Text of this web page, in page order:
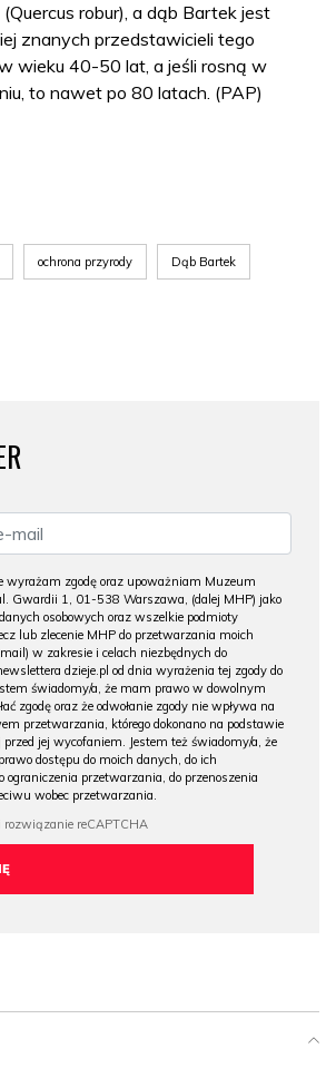
robur), a dąb Bartek jest
znanych przedstawicieli tego
wieku 40-50 lat, a jeśli rosną w
to nawet po 80 latach. (PAP)
ochrona przyrody Dąb Bartek
wyrażam zgodę oraz upoważniam Muzeum
Gwardii 1, 01-538 Warszawa, (dalej MHP) jako
osobowych oraz wszelkie podmioty
lub zlecenie MHP do przetwarzania moich
w zakresie i celach niezbędnych do
dzieje.pl od dnia wyrażenia tej zgody do
świadomy/a, że mam prawo w dowolnym
zgodę oraz że odwołanie zgody nie wpływa na
przetwarzania, którego dokonano na podstawie
przed jej wycofaniem. Jestem też świadomy/a, że
dostępu do moich danych, do ich
ograniczenia przetwarzania, do przenoszenia
wobec przetwarzania.